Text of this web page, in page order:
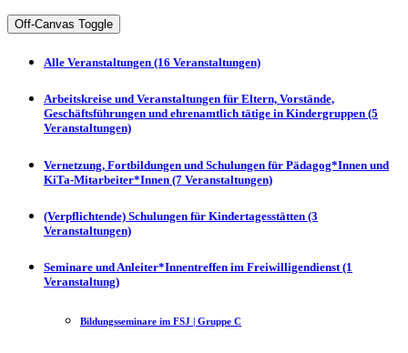
Off-Canvas Toggle
Alle Veranstaltungen (16 Veranstaltungen)
Arbeitskreise und Veranstaltungen für Eltern, Vorstände,
Geschäftsführungen und ehrenamtlich tätige in Kindergruppen (5
Veranstaltungen)
Vernetzung, Fortbildungen und Schulungen für Pädagog*Innen und
KiTa-Mitarbeiter*Innen (7 Veranstaltungen)
(Verpflichtende) Schulungen für Kindertagesstätten (3
Veranstaltungen)
Seminare und Anleiter*Innentreffen im Freiwilligendienst (1
Veranstaltung)
Bildungsseminare im FSJ | Gruppe C